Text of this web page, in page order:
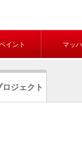
イント マッ
ロジェクト